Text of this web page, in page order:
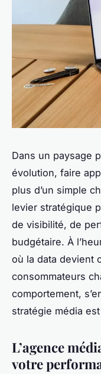
Dans un paysage
évolution, faire
plus d’un simple
levier stratégique
de visibilité, de
budgétaire. À
où la data devient
consommateurs
comportement,
stratégie média
L’agence
votre